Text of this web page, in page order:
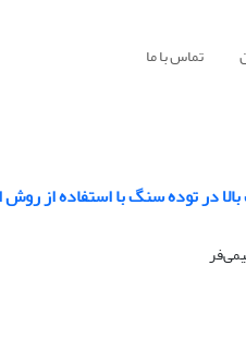
تماس با ما
در توده سنگ با استفاده از روش